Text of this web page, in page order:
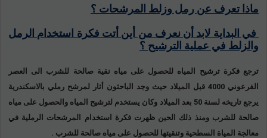
ماذا تعرف عن رمل وزلط المرشحات ؟
في البداية لابد أن نعرف من أين أتت فكرة استخدام الرمل
والزلط في عملية الترشيح ؟
ترجع فكرة ترشيح المياه للحصول على مياه نقية صالحة للشرب الى العصر
الفرعوني 4000 قبل الميلاد حيث وجد الباحثون أثار لمرشح رملي بالاسكندرية
يرجع تاريخه لسنة 50 بعد الميلاد وكان يستخدم لترشيح المياه والحصول على مياه
صالحة للشرب ومنذ ذلك الحين ظهرت فكرة استخدام المرشحات الرملية في
معالجة المياة السطحية وتنقيتها للحصول على مياه صالحة للشرب .